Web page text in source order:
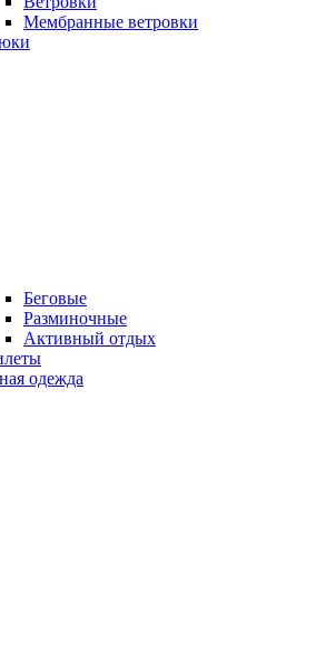
Мембранные ветровки
Беговые
Разминочные
Активный отдых
одежда